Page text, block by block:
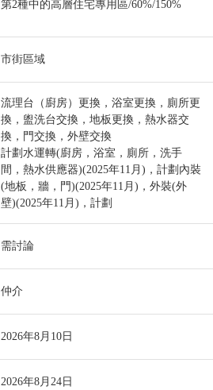
第2種中的高層住宅專用區/60%/150%
市街區域
流理台（廚房）更換，浴室更換，廁所更
換，盥洗台交換，地板更換，熱水器交
換，門交換，外壁交換
計劃水運轉(廚房，浴室，廁所，洗手
間，熱水供應器)(2025年11月)，計劃內裝
(地板，牆，門)(2025年11月)，外裝(外
壁)(2025年11月)，計劃
需討論
仲介
2026年8月10日
2026年8月24日